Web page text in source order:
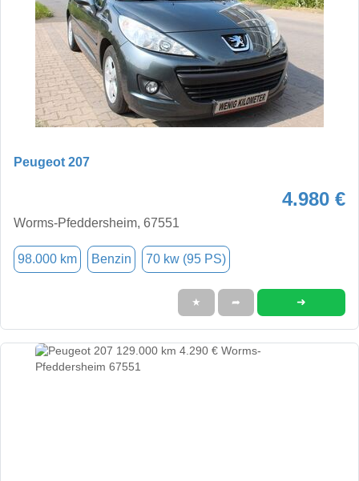
Peugeot 207
4.980 €
Worms-Pfeddersheim, 67551
98.000 km Benzin 70 kw (95 PS)
★ ➦ ➜